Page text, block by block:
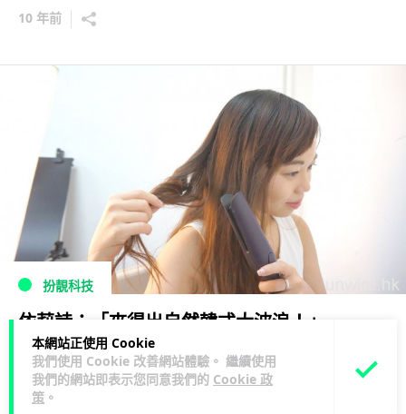
本網站正使用 Cookie
我們使用 Cookie 改善網站體驗。 繼續使用
我們的網站即表示您同意我們的 Cookie 政
策 。
10 年前
扮靚科技
依莉詩：「夾得出自然韓式大波浪！」－
Philips 自然捲髮器評測
11 年前